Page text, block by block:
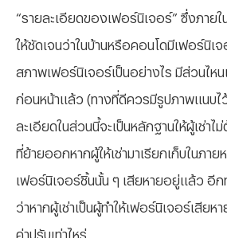
“รายละเอียดของเฟอร์นิเจอร์” ซึ่งภาย
ให้ชัดเจนว่าในบ้านหรือคอนโดมีเฟอร์นิเจ
สภาพเฟอร์นิเจอร์เป็นอย่างไร มีส่วนไห
ก่อนหน้าแล้ว (ทางที่ดีควรมีรูปภาพแนบไ
ละเอียดในส่วนนี้จะเป็นหลักฐานให้ผู้เช่าไ
ที่ย้ายออกหากผู้ให้เช่ามาเรียกเก็บในภาย
เฟอร์นิเจอร์ชิ้นนั้น ๆ เสียหายอยู่แล้ว อี
ว่าหากผู้เช่าเป็นผู้ทำให้เฟอร์นิเจอร์เสียห
ค่าปรับเท่าไหร่